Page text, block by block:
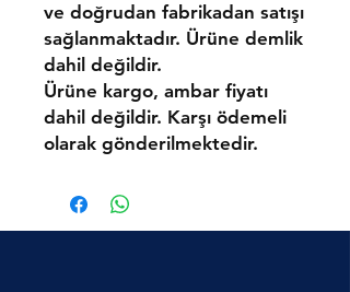
ve doğrudan fabrikadan satışı
sağlanmaktadır. Ürüne demlik
dahil değildir.
Ürüne kargo, ambar fiyatı
dahil değildir. Karşı ödemeli
olarak gönderilmektedir.